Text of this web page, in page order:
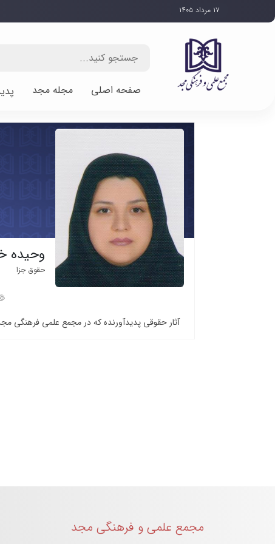
۱۷ مرداد ۱۴۰۵
صفحه اصلی مجله مجد
وحیده
حقوق جزا
آثار حقوقی پدیدآورنده که در مجمع علمی فرهنگی
مجمع علمی و فرهنگی مجد